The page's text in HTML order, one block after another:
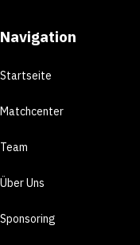
Navigation
Startseite
Matchcenter
Team
Über Uns
Sponsoring